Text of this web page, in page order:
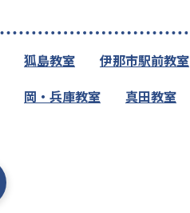
狐島教室
伊那市駅前教室
岡・兵庫教室
真田教室